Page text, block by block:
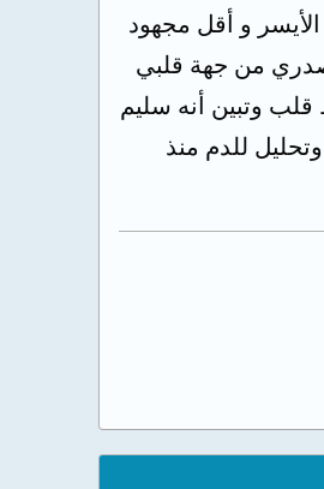
و أقل مجهود
من جهة قلبي
وتبين أنه سليم
للدم منذ